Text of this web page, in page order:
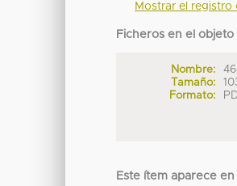
Mostrar el
Ficheros en el objeto
Nombre:
Tamaño:
Formato:
Este ítem aparece